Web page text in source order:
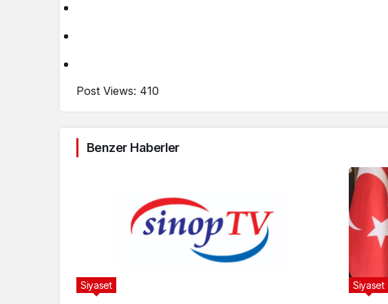
Post Views: 410
Benzer Haberler
Siyaset Siyaset